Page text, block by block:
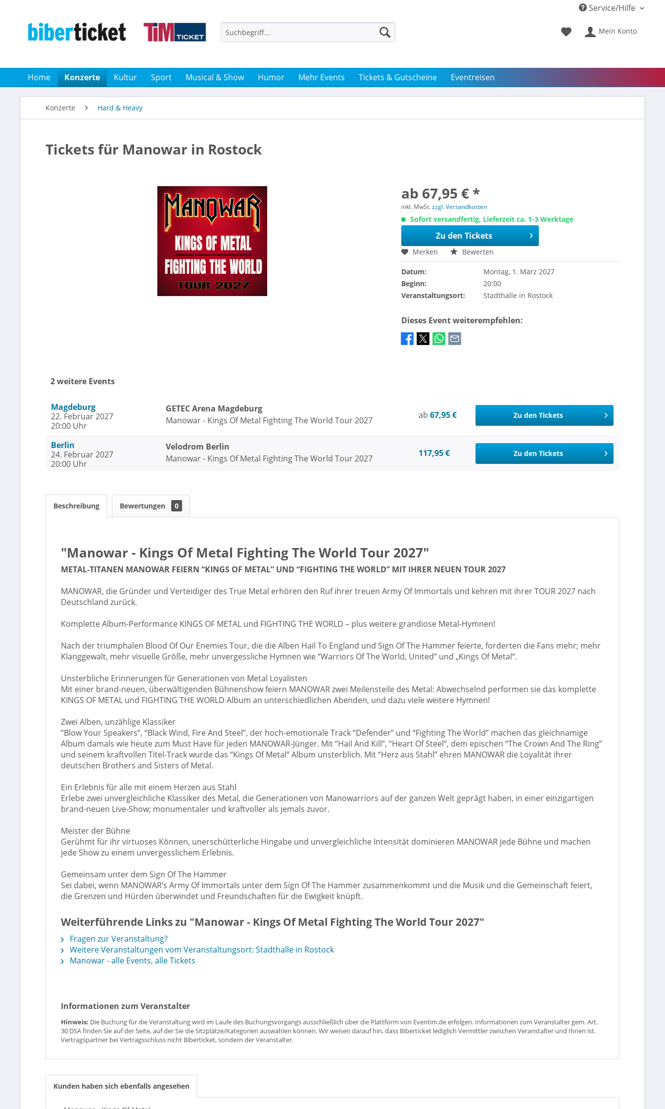
Service/Hilfe
Mein Konto
Home Konzerte Kultur Sport Musical & Show Humor Mehr Events Tickets & Gutscheine Eventreisen
Konzerte Hard & Heavy
Tickets für Manowar in Rostock
ab 67,95 € *
inkl. MwSt.zzgl. Versandkosten
Sofort versandfertig, Lieferzeit ca. 1-3 Werktage
Zu den Tickets
Merken Bewerten
Datum:
Montag, 1. März 2027
Beginn:
20:00
Veranstaltungsort:
Stadthalle in Rostock
Dieses Event weiterempfehlen:
2 weitere Events
Magdeburg
22. Februar 2027
20:00 Uhr
GETEC Arena Magdeburg
Manowar - Kings Of Metal Fighting The World Tour 2027
ab 67,95 € Zu den Tickets
Berlin
24. Februar 2027
20:00 Uhr
Velodrom Berlin
Manowar - Kings Of Metal Fighting The World Tour 2027
117,95 € Zu den Tickets
Beschreibung Bewertungen 0
"Manowar - Kings Of Metal Fighting The World Tour 2027"
METAL-TITANEN MANOWAR FEIERN “KINGS OF METAL” UND “FIGHTING THE WORLD” MIT IHRER NEUEN TOUR 2027
MANOWAR, die Gründer und Verteidiger des True Metal erhören den Ruf ihrer treuen Army Of Immortals und kehren mit ihrer TOUR 2027 nach
Deutschland zurück.
Komplette Album-Performance KINGS OF METAL und FIGHTING THE WORLD – plus weitere grandiose Metal-Hymnen!
Nach der triumphalen Blood Of Our Enemies Tour, die die Alben Hail To England und Sign Of The Hammer feierte, forderten die Fans mehr; mehr
Klanggewalt, mehr visuelle Größe, mehr unvergessliche Hymnen wie “Warriors Of The World, United” und „Kings Of Metal“.
Unsterbliche Erinnerungen für Generationen von Metal Loyalisten
Mit einer brand-neuen, überwältigenden Bühnenshow feiern MANOWAR zwei Meilensteile des Metal: Abwechselnd performen sie das komplette
KINGS OF METAL und FIGHTING THE WORLD Album an unterschiedlichen Abenden, und dazu viele weitere Hymnen!
Zwei Alben, unzählige Klassiker
“Blow Your Speakers”, “Black Wind, Fire And Steel”, der hoch-emotionale Track “Defender” und “Fighting The World” machen das gleichnamige
Album damals wie heute zum Must Have für jeden MANOWAR-Jünger. Mit “Hail And Kill”, “Heart Of Steel”, dem epischen “The Crown And The Ring”
und seinem kraftvollen Titel-Track wurde das “Kings Of Metal” Album unsterblich. Mit “Herz aus Stahl” ehren MANOWAR die Loyalität ihrer
deutschen Brothers and Sisters of Metal.
Ein Erlebnis für alle mit einem Herzen aus Stahl
Erlebe zwei unvergleichliche Klassiker des Metal, die Generationen von Manowarriors auf der ganzen Welt geprägt haben, in einer einzigartigen
brand-neuen Live-Show; monumentaler und kraftvoller als jemals zuvor.
Meister der Bühne
Gerühmt für ihr virtuoses Können, unerschütterliche Hingabe und unvergleichliche Intensität dominieren MANOWAR jede Bühne und machen
jede Show zu einem unvergesslichem Erlebnis.
Gemeinsam unter dem Sign Of The Hammer
Sei dabei, wenn MANOWAR’s Army Of Immortals unter dem Sign Of The Hammer zusammenkommt und die Musik und die Gemeinschaft feiert,
die Grenzen und Hürden überwindet und Freundschaften für die Ewigkeit knüpft.
Weiterführende Links zu "Manowar - Kings Of Metal Fighting The World Tour 2027"
Fragen zur Veranstaltung?
Weitere Veranstaltungen vom Veranstaltungsort: Stadthalle in Rostock
Manowar - alle Events, alle Tickets
Informationen zum Veranstalter
Hinweis: Die Buchung für die Veranstaltung wird im Laufe des Buchungsvorgangs ausschließlich über die Plattform von Eventim.de erfolgen. Informationen zum Veranstalter gem. Art.
30 DSA finden Sie auf der Seite, auf der Sie die Sitzplätze/Kategorien auswählen können. Wir weisen darauf hin, dass Biberticket lediglich Vermittler zwischen Veranstalter und Ihnen ist.
Vertragspartner bei Vertragsschluss nicht Biberticket, sondern der Veranstalter.
Kunden haben sich ebenfalls angesehen